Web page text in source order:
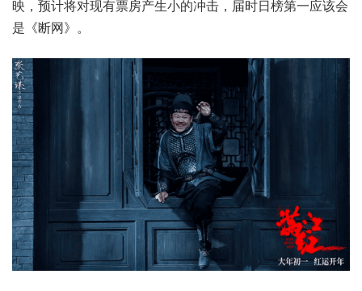
映，预计将对现有票房产生小的冲击，届时日榜第一应该会
是《断网》。